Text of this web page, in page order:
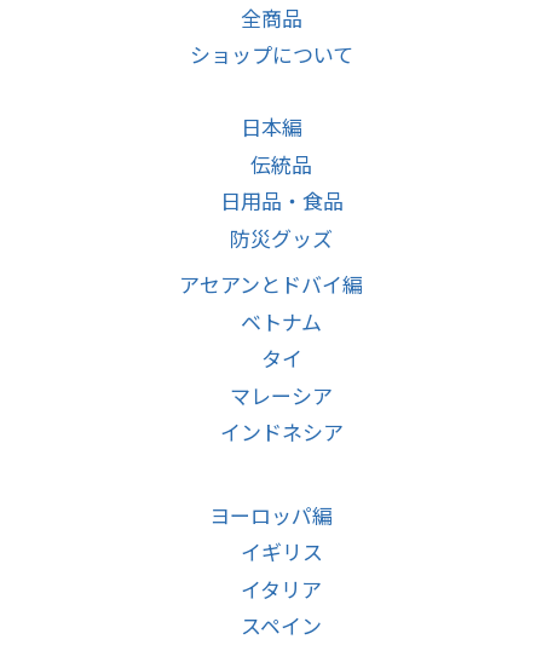
全商品
ショップについて
日本編
伝統品
日用品・食品
防災グッズ
アセアンとドバイ編
ベトナム
タイ
マレーシア
インドネシア
ヨーロッパ編
イギリス
イタリア
スペイン